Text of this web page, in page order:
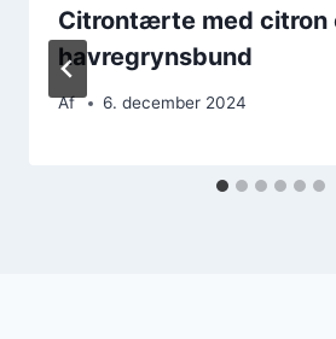
Citrontærte med citron
havregrynsbund
Af 6. december 2024